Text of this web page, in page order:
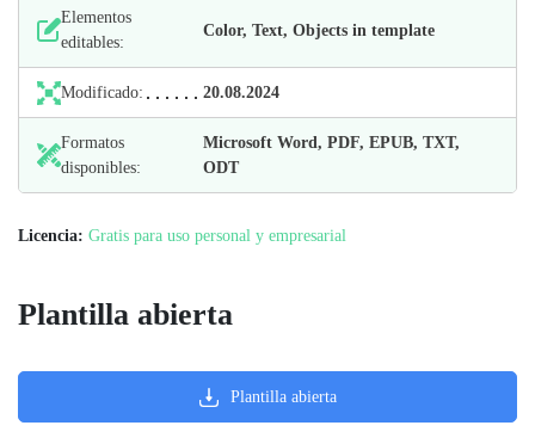
Elementos
editables:
Color, Text, Objects in template
Modificado: 20.08.2024
Formatos
disponibles:
Microsoft Word, PDF, EPUB, TXT,
ODT
Licencia: Gratis para uso personal y empresarial
Plantilla abierta
Plantilla abierta